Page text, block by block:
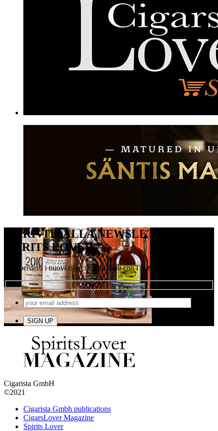
ISCRIVITI ALLA NEWSLETTER DI
SPIRITS LOVER
Non perderti i nuovi rilasci e i distillati con i punteggi più alti!
Cigarista GmbH
©2021
Cigarista Gmbh publications
CigarsLover Magazine
Spirits Lover